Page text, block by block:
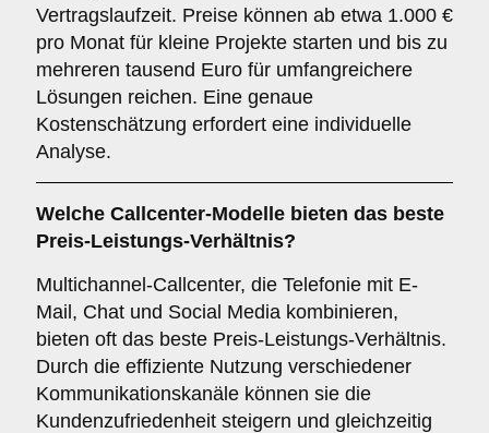
Vertragslaufzeit. Preise können ab etwa 1.000 €
pro Monat für kleine Projekte starten und bis zu
mehreren tausend Euro für umfangreichere
Lösungen reichen. Eine genaue
Kostenschätzung erfordert eine individuelle
Analyse.
Welche Callcenter-Modelle bieten das beste
Preis-Leistungs-Verhältnis?
Multichannel-Callcenter, die Telefonie mit E-
Mail, Chat und Social Media kombinieren,
bieten oft das beste Preis-Leistungs-Verhältnis.
Durch die effiziente Nutzung verschiedener
Kommunikationskanäle können sie die
Kundenzufriedenheit steigern und gleichzeitig